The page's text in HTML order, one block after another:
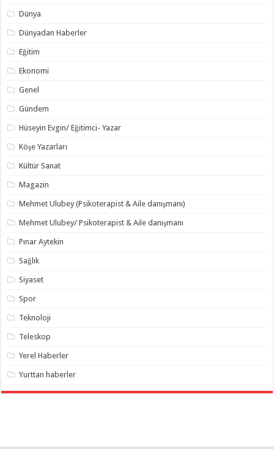
Dünya
Dünyadan Haberler
Eğitim
Ekonomi
Genel
Gündem
Hüseyin Evgin/ Eğitimci- Yazar
Köşe Yazarları
Kültür Sanat
Magazin
Mehmet Ulubey (Psikoterapist & Aile danışmanı)
Mehmet Ulubey/ Psikoterapist & Aile danışmanı
Pınar Aytekin
Sağlık
Siyaset
Spor
Teknoloji
Teleskop
Yerel Haberler
Yurttan haberler